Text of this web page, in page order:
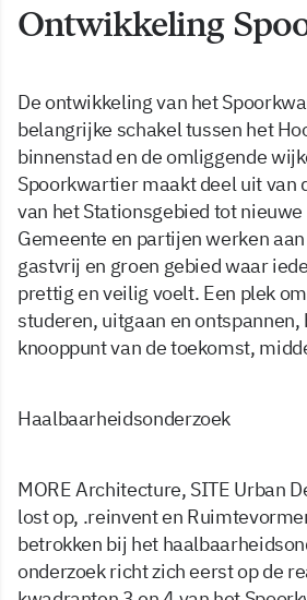
Ontwikkeling
De ontwikkeling van het
belangrijke schakel tussen het
binnenstad en de omliggende
Spoorkwartier maakt deel uit van
van het Stationsgebied tot
Gemeente en partijen werken
gastvrij en groen gebied waar
prettig en veilig voelt. Een plek
studeren, uitgaan en ontspannen,
knooppunt van de toekomst,
Haalbaarheidsonderzoek
MORE Architecture, SITE Urban
lost op, .reinvent en
betrokken bij het
onderzoek richt zich eerst op de